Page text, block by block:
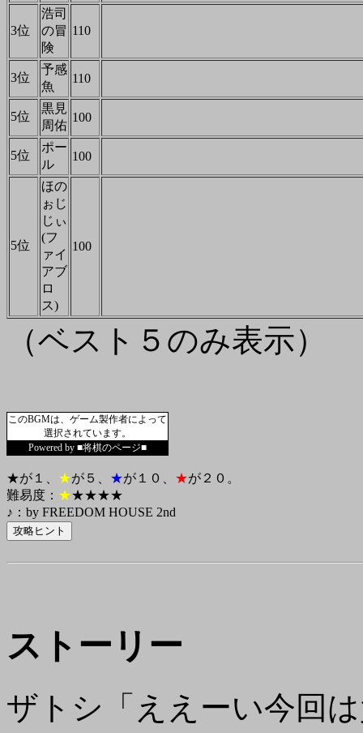
3位
浩司
の冒
険
110
3位
予感
魚
110
5位
黒見
周佑
100
5位
ポー
ル
100
5位
ほの
ぉじ
じぃ
(フ
ァイ
アブ
ロ
ス)
100
（ベスト５のみ表示）
このBGMは、ゲーム製作者によって
選択されています。
Powered by ■将棋のページ■
★が１、 ★が５、 ★が１０、 ★が２０。
難易度： ★★★★★
♪：by FREEDOM HOUSE 2nd
ストーリー
ザトシ「ええーい今回